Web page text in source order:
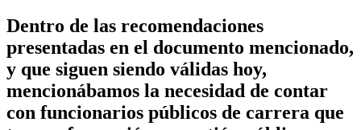
Dentro de las recomendaciones
presentadas en el documento mencionado,
y que siguen siendo válidas hoy,
mencionábamos la necesidad de contar
con funcionarios públicos de carrera que